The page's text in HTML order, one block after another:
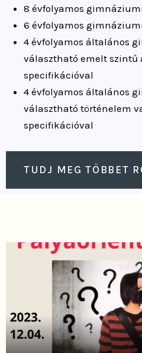
8 évfolyamos
6 évfolyamos
4 évfolyamos általános
választható emelt szintű
specifikációval
4 évfolyamos általános
választható történelem
specifikációval
TUDJ MEG TÖBBET